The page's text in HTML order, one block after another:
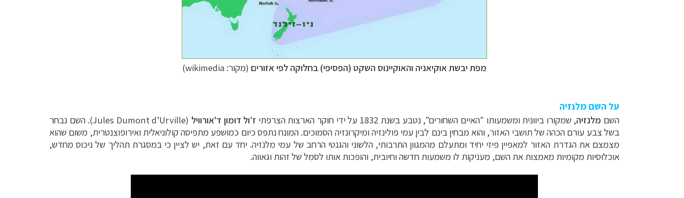
מפת יבשת אוקיאניה והאוקיינוס השקט (הפסיפי) בחלוקה לפי אזורים (מקור: wikimedia)
על השם מלנזיה
השם מלנזיה, שמקורו ביוונית ומשמעותו "האיים השחורים", נטבע בשנת 1832 על ידי חוקר הארצות הצרפתי ז’ול דומון ד'אורוויל (
Jules Dumont d’Urville). השם נבחר
בשל צבע עורם הכהה של תושבי האזור, והוא מבחין בינם לבין עמי פולינזיה ומיקרונזיה הסמוכים. המונח נתפס כיום כמושפע מתפיסה קולוניאלית ואירופוצנטרית, משום שהוא
מצמצם את הגדרת האזור למאפיין פיזי יחיד ומתעלם מהמגוון התרבותי, הלשוני והגנטי הרחב של עמי מלנזיה. יחד עם זאת, יש לציין כי במסגרת תהליך של ניכוס מחדש,
אוכלוסיות מקומיות מאמצות את השם, מעניקות לו משמעות חדשה וחיובית, והופכות אותו לסמל של זהות וגאווה.